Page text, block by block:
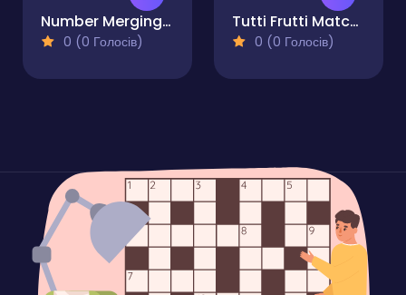
Number Merging Challenge
0 (0 Голосів)
Tutti Frutti Match Game - Matching Puzzle
0 (0 Голосів)